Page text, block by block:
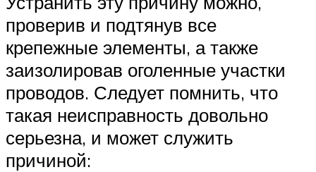
проверив и подтянув все
крепежные элементы, а также
заизолировав оголенные участки
проводов. Следует помнить, что
такая неисправность довольно
серьезна, и может служить
причиной: